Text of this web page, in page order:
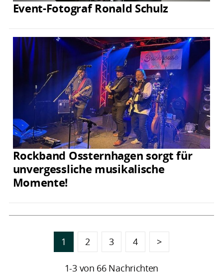
Event-Fotograf Ronald Schulz
Rockband Ossternhagen sorgt für
unvergessliche musikalische
Momente!
1 2 3 4 >
1-3 von 66 Nachrichten